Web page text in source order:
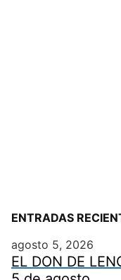
ENTRADAS
agosto 5, 2026
EL DON DE